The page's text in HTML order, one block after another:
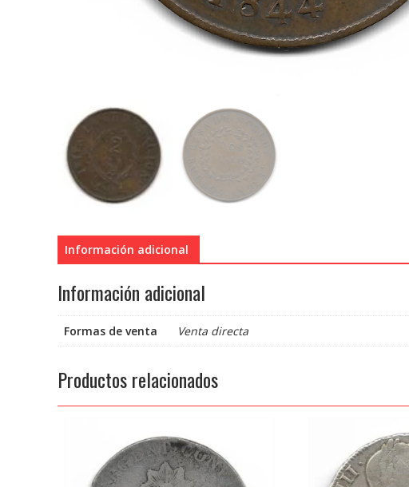
Información adicional
Información adicional
Formas de venta Venta directa
Productos relacionados